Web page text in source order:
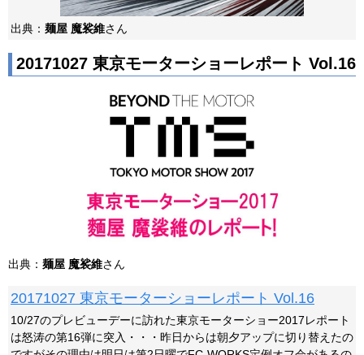
出典： 麺屋 魔裟維さん
20171027 東京モーターショーレポート Vol.16
出典： 麺屋 魔裟維さん
20171027 東京モーターショーレポート Vol.16
10/27のプレビューデーに訪れた東京モーターショー2017レポート
は怒涛の第16弾に突入・・・昨日からは朝夕アップに切り替えたの